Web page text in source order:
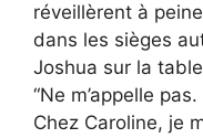
réveillèrent à
dans les sièges
Joshua sur la
“Ne m’appelle
Chez Caroline, je